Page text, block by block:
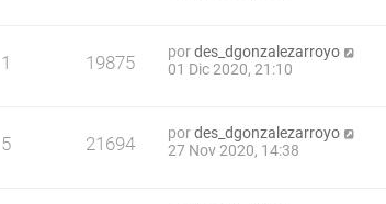
1 19875 pordes_dgonzalezarroyo
01 Dic 2020, 21:10
5 21694 pordes_dgonzalezarroyo
27 Nov 2020, 14:38